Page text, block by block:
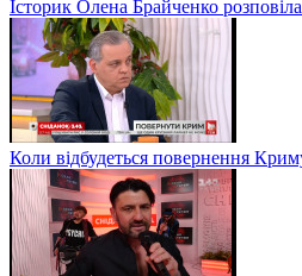
Історик Олена Брайченко розповіла
Коли відбудеться повернення